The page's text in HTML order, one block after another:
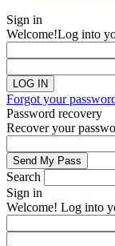
Sign in
Welcome!Log into
Forgot your
Password recovery
Recover your
Search
Sign in
Welcome! Log into